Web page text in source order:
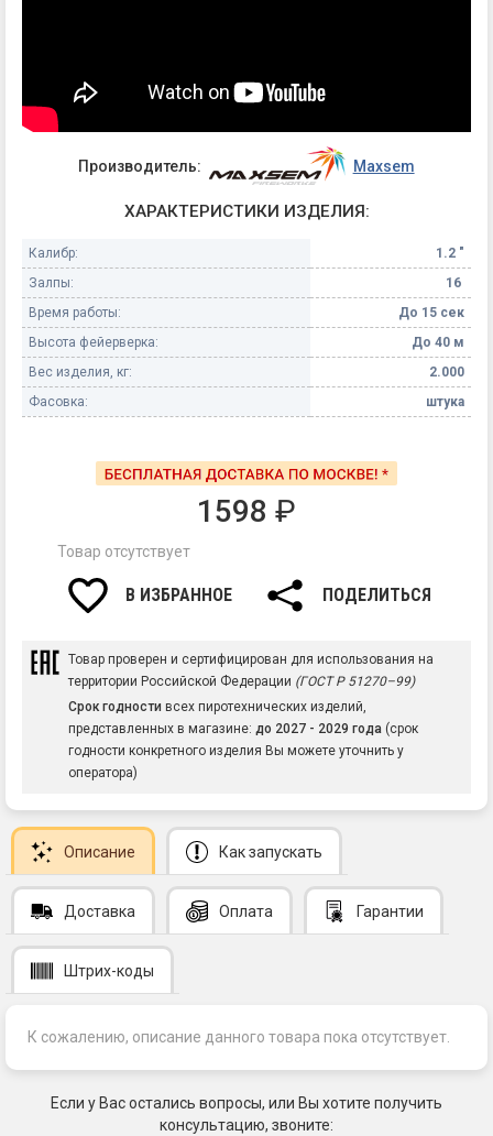
Производитель: Maxsem
ХАРАКТЕРИСТИКИ ИЗДЕЛИЯ:
Калибр:
1.2 "
Залпы:
16
Время работы:
До 15 сек
Высота фейерверка:
До 40 м
Вес изделия, кг:
2.000
Фасовка:
штука
1598 ₽
Товар отсутствует
В ИЗБРАННОЕ ПОДЕЛИТЬСЯ
Товар проверен и сертифицирован для использования на
территории Российской Федерации (ГОСТ Р 51270–99)
Срок годности всех пиротехнических изделий,
представленных в магазине: до 2027 - 2029 года (срок
годности конкретного изделия Вы можете уточнить у
оператора)
Описание Как запускать
Доставка Оплата Гарантии
Штрих-коды
К сожалению, описание данного товара пока отсутствует.
Если у Вас остались вопросы, или Вы хотите получить
консультацию, звоните: